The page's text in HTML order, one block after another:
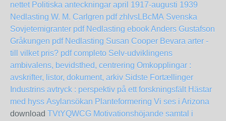
nettet Politiska anteckningar april 1917-augusti 1939
Nedlasting W. M. Carlgren pdf zhlvsLBcMA Svenska
Sovjetemigranter pdf Nedlasting ebook Anders Gustafson
Gråkungen pdf Nedlasting Susan Cooper Bevara arter -
till vilket pris? pdf completo Selv-udviklingens
ambivalens, bevidsthed, centrering Omkopplingar :
avskrifter, listor, dokument, arkiv Sidste Fortællinger
Industrins avtryck : perspektiv på ett forskningsfält Hästar
med hyss Asylansökan Planteformering Vi ses i Arizona
download TVtYQWCG Motivationshöjande samtal i